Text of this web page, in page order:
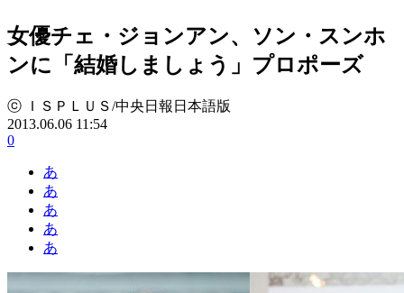
女優チェ・ジョンアン、ソン・スンホ
ンに「結婚しましょう」プロポーズ
ⓒ ＩＳＰＬＵＳ/中央日報日本語版
2013.06.06 11:54
0
あ
あ
あ
あ
あ